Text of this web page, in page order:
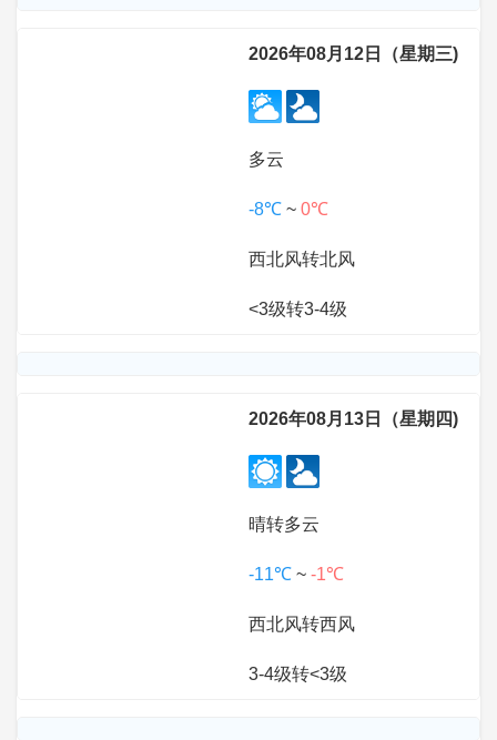
2026年08月12日（星期三)
多云
-8℃ ~ 0℃
西北风转北风
<3级转3-4级
2026年08月13日（星期四)
晴转多云
-11℃ ~ -1℃
西北风转西风
3-4级转<3级